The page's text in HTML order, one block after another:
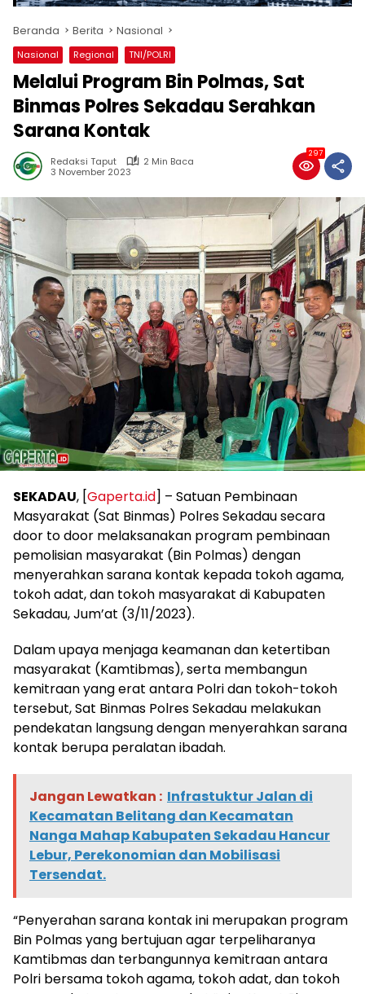
Beranda Berita Nasional
Nasional Regional TNI/POLRI
Melalui Program Bin Polmas, Sat
Binmas Polres Sekadau Serahkan
Sarana Kontak
Redaksi Taput
2 Min Baca
3 November 2023
297
SEKADAU, [Gaperta.id] – Satuan Pembinaan
Masyarakat (Sat Binmas) Polres Sekadau secara
door to door melaksanakan program pembinaan
pemolisian masyarakat (Bin Polmas) dengan
menyerahkan sarana kontak kepada tokoh agama,
tokoh adat, dan tokoh masyarakat di Kabupaten
Sekadau, Jum’at (3/11/2023).
Dalam upaya menjaga keamanan dan ketertiban
masyarakat (Kamtibmas), serta membangun
kemitraan yang erat antara Polri dan tokoh-tokoh
tersebut, Sat Binmas Polres Sekadau melakukan
pendekatan langsung dengan menyerahkan sarana
kontak berupa peralatan ibadah.
Jangan Lewatkan : Infrastuktur Jalan di
Kecamatan Belitang dan Kecamatan
Nanga Mahap Kabupaten Sekadau Hancur
Lebur, Perekonomian dan Mobilisasi
Tersendat.
“Penyerahan sarana kontak ini merupakan program
Bin Polmas yang bertujuan agar terpeliharanya
Kamtibmas dan terbangunnya kemitraan antara
Polri bersama tokoh agama, tokoh adat, dan tokoh